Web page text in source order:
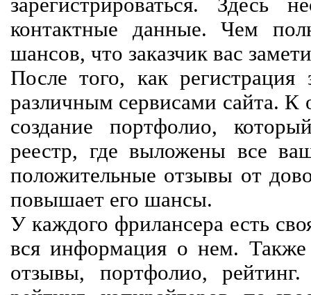
зарегистрироваться. Здесь
контактные данные. Чем
шансов, что заказчик вас
После того, как регистрация
различным сервисами сайта. К
создание портфолио,
реестр, где выложены все
положительные отзывы от
повышает его шансы.
У каждого фрилансера есть
вся информация о нем. Также
отзывы, портфолио,